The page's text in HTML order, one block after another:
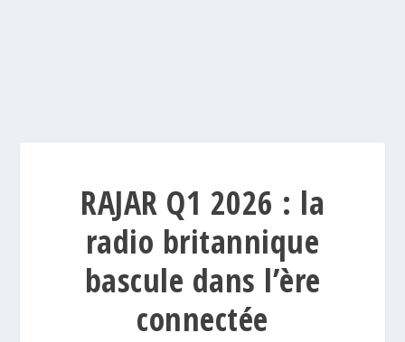
RAJAR Q1 2026 : la
radio britannique
bascule dans l’ère
connectée